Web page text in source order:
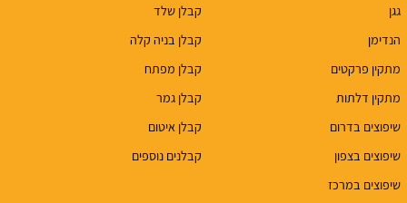
גגן
הנדימן
מתקין פרקטים
מתקין דלתות
שיפוצים בדרום
שיפוצים בצפון
שיפוצים במרכז
קבלן שלד
קבלן בניה קלה
קבלן מפתח
קבלן גמר
קבלן איטום
קבלנים נוספים